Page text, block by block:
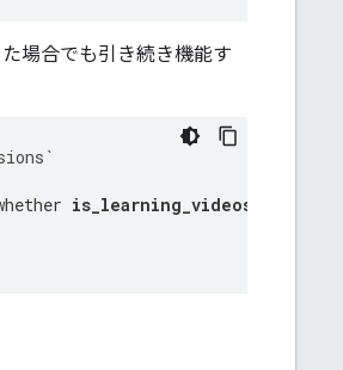
場合でも引き続き機能す
`
is_learning_videos is false